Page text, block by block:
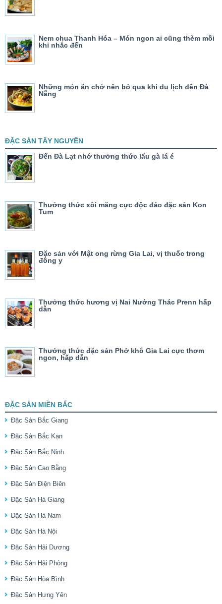
Nem chua Thanh Hóa – Món ngon ai cũng thèm mỗi
khi nhắc đến
Những món ăn chớ nên bỏ qua khi du lịch đến Đà
Nẵng
ĐẶC SẢN TÂY NGUYÊN
Đến Đà Lạt nhớ thưởng thức lẩu gà lá é
Thưởng thức xôi măng cực độc đáo đặc sản Kon
Tum
Đặc sản với Mật ong rừng Gia Lai, vị thuốc trong
đông y
Thưởng thức hương vị Nai Nướng Thác Prenn hấp
dẫn
Thưởng thức đặc sản Phở khô Gia Lai cực thơm
ngon, hấp dẫn
ĐẶC SẢN MIỀN BẮC
Đặc Sản Bắc Giang
Đặc Sản Bắc Kạn
Đặc Sản Bắc Ninh
Đặc Sản Cao Bằng
Đặc Sản Điện Biên
Đặc Sản Hà Giang
Đặc Sản Hà Nam
Đặc Sản Hà Nội
Đặc Sản Hải Dương
Đặc Sản Hải Phòng
Đặc Sản Hòa Bình
Đặc Sản Hưng Yên